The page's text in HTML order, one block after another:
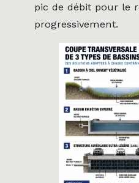
pic de débit pour le
progressivement.